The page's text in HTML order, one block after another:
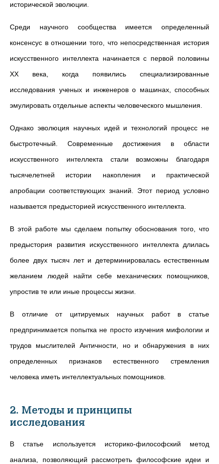
исторической эволюции.
Среди научного сообщества имеется определенный
консенсус в отношении того, что непосредственная история
искусственного интеллекта начинается с первой половины
XX века, когда появились специализированные
исследования ученых и инженеров о машинах, способных
эмулировать отдельные аспекты человеческого мышления.
Однако эволюция научных идей и технологий процесс не
быстротечный. Современные достижения в области
искусственного интеллекта стали возможны благодаря
тысячелетней истории накопления и практической
апробации соответствующих знаний. Этот период условно
называется предысторией искусственного интеллекта.
В этой работе мы сделаем попытку обоснования того, что
предыстория развития искусственного интеллекта длилась
более двух тысяч лет и детерминировалась естественным
желанием людей найти себе механических помощников,
упростив те или иные процессы жизни.
В отличие от цитируемых научных работ в статье
предпринимается попытка не просто изучения мифологии и
трудов мыслителей Античности, но и обнаружения в них
определенных признаков естественного стремления
человека иметь интеллектуальных помощников.
2. Методы и принципы
исследования
В статье используется историко-философский метод
анализа, позволяющий рассмотреть философские идеи и